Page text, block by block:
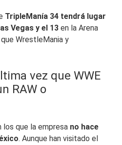
TripleManía 34 tendrá lugar
Vegas y el 13 en la Arena
WrestleMania y
vez que WWE
RAW o
los que la empresa no hace
. Aunque han visitado el